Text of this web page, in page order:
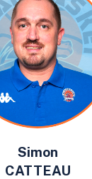
Simon
CATTEAU